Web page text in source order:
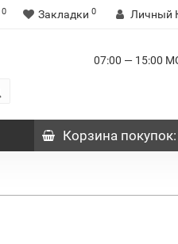
0 Закладки 0 Личный
07:00 — 15:00
Корзинапокупок